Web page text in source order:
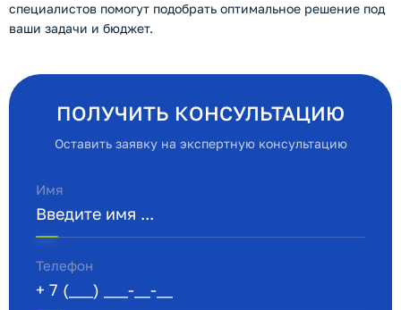
специалистов помогут подобрать оптимальное решение под
ваши задачи и бюджет.
ПОЛУЧИТЬ КОНСУЛЬТАЦИЮ
Оставить заявку на экспертную консультацию
Имя
Телефон